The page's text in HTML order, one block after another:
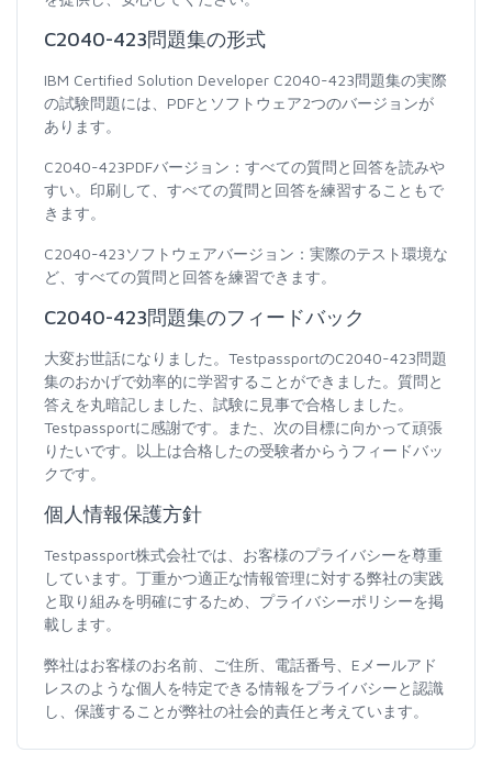
C2040-423問題集の形式
IBM Certified Solution Developer C2040-423問題集の実際
の試験問題には、PDFとソフトウェア2つのバージョンが
あります。
C2040-423PDFバージョン：すべての質問と回答を読みや
すい。印刷して、すべての質問と回答を練習することもで
きます。
C2040-423ソフトウェアバージョン：実際のテスト環境な
ど、すべての質問と回答を練習できます。
C2040-423問題集のフィードバック
大変お世話になりました。TestpassportのC2040-423問題
集のおかげで効率的に学習することができました。質問と
答えを丸暗記しました、試験に見事で合格しました。
Testpassportに感謝です。また、次の目標に向かって頑張
りたいです。以上は合格したの受験者からうフィードバッ
クです。
個人情報保護方針
Testpassport株式会社では、お客様のプライバシーを尊重
しています。丁重かつ適正な情報管理に対する弊社の実践
と取り組みを明確にするため、プライバシーポリシーを掲
載します。
弊社はお客様のお名前、ご住所、電話番号、Eメールアド
レスのような個人を特定できる情報をプライバシーと認識
し、保護することが弊社の社会的責任と考えています。